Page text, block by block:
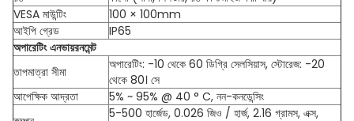
VESA মাউন্টিং
100 × 100mm
আইপি গ্রেড
IP65
অপারেটিং এনভায়রনমেন্ট
তাপমাত্রা সীমা
অপারেটিং: -10 থেকে 60 ডিগ্রি সেলসিয়াস, স্টোরেজ: -20
থেকে 80। সে
আপেক্ষিক আদ্রতা
5% ~ 95% @ 40 ° C, নন-কনডেন্সিং
5-500 হার্জেড, 0.026 জিও / হার্জ, 2.16 গ্রামস, এক্স,